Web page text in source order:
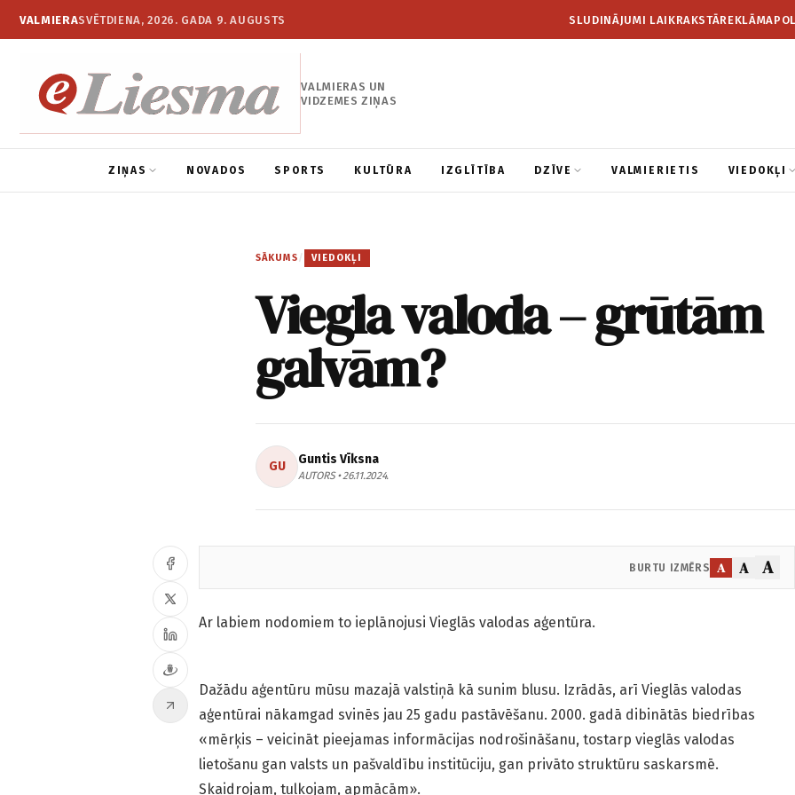
VALMIERASVĒTDIENA, 2026. GADA 9. AUGUSTS SLUDINĀJUMI LAIKRAKSTĀREKLĀMA
VALMIERAS UN
VIDZEMES ZIŅAS
ZIŅAS NOVADOS SPORTS KULTŪRA IZGLĪTĪBA DZĪVE VALMIERIETIS VIEDOKĻI
SĀKUMS / VIEDOKĻI
Viegla valoda – grūtām
galvām?
GU Guntis Vīksna
AUTORS • 26.11.2024.
BURTU IZMĒRS A A A
Ar labiem nodomiem to ieplānojusi Vieglās valodas aģentūra.
Dažādu aģentūru mūsu mazajā valstiņā kā sunim blusu. Izrādās, arī Vieglās valodas
aģentūrai nākamgad svinēs jau 25 gadu pastāvēšanu. 2000. gadā dibinātās biedrības
«mērķis – veicināt pieejamas informācijas nodrošināšanu, tostarp vieglās valodas
lietošanu gan valsts un pašvaldību institūciju, gan privāto struktūru saskarsmē.
Skaidrojam, tulkojam, apmācām».